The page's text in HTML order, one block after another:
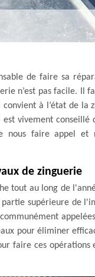
de faire sa
n’est pas facile. Il
convient à l’état de la
vivement
nous faire appel et
de zinguerie
tout au long de
supérieure de
pour éliminer
faire ces